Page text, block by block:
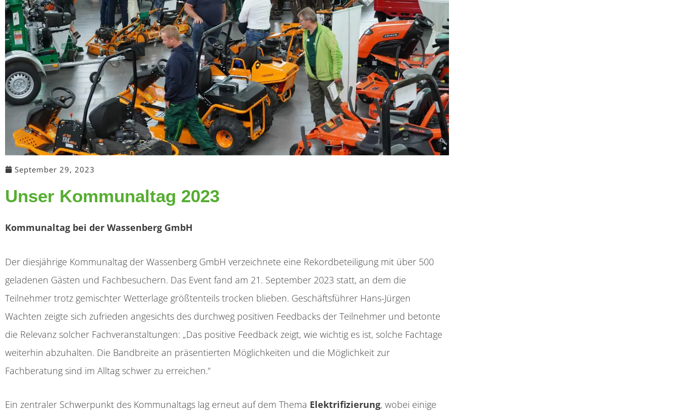
September 29, 2023
Unser Kommunaltag 2023
Kommunaltag bei der Wassenberg GmbH
Der diesjährige Kommunaltag der Wassenberg GmbH verzeichnete eine Rekordbeteiligung mit über 500
geladenen Gästen und Fachbesuchern. Das Event fand am 21. September 2023 statt, an dem die
Teilnehmer trotz gemischter Wetterlage größtenteils trocken blieben. Geschäftsführer Hans-Jürgen
Wachten zeigte sich zufrieden angesichts des durchweg positiven Feedbacks der Teilnehmer und betonte
die Relevanz solcher Fachveranstaltungen: „Das positive Feedback zeigt, wie wichtig es ist, solche Fachtage
weiterhin abzuhalten. Die Bandbreite an präsentierten Möglichkeiten und die Möglichkeit zur
Fachberatung sind im Alltag schwer zu erreichen.“
Ein zentraler Schwerpunkt des Kommunaltags lag erneut auf dem Thema Elektrifizierung, wobei einige